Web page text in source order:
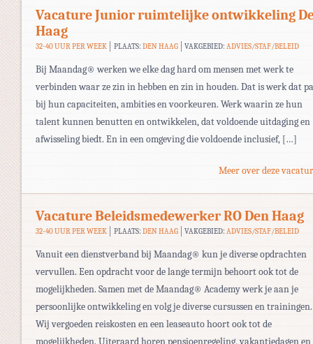
Vacature Junior ruimtelijke ontwikkeling
Haag
32-40 UUR PER WEEK PLAATS: DEN HAAG VAKGEBIED:ADVIES/STAF/BELEID
Bij Maandag® werken we elke dag hard om mensen met werk te
verbinden waar ze zin in hebben en zin in houden. Dat is werk dat
bij hun capaciteiten, ambities en voorkeuren. Werk waarin ze hun
talent kunnen benutten en ontwikkelen, dat voldoende uitdaging en
afwisseling biedt. En in een omgeving die voldoende inclusief, […]
Meer over deze
Vacature Beleidsmedewerker RO Den Haag
32-40 UUR PER WEEK PLAATS: DEN HAAG VAKGEBIED:ADVIES/STAF/BELEID
Vanuit een dienstverband bij Maandag® kun je diverse opdrachten
vervullen. Een opdracht voor de lange termijn behoort ook tot de
mogelijkheden. Samen met de Maandag® Academy werk je aan je
persoonlijke ontwikkeling en volg je diverse cursussen en trainingen.
Wij vergoeden reiskosten en een leaseauto hoort ook tot de
mogelijkheden. Uiteraard horen pensioenregeling, vakantiedagen en